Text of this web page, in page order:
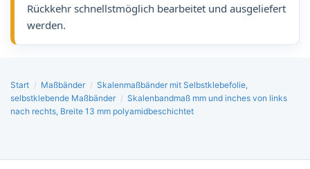
Rückkehr schnellstmöglich bearbeitet und ausgeliefert
werden.
Start / Maßbänder / Skalenmaßbänder mit Selbstklebefolie,
selbstklebende Maßbänder / Skalenbandmaß mm und inches von links
nach rechts, Breite 13 mm polyamidbeschichtet